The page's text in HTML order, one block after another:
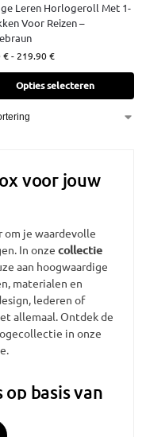
Leren Horlogeroll Met 1-
Voor Reizen –
€- 219.90€
Opties selecteren
voor jouw
om je waardevolle
In onze collectie
aan hoogwaardige
materialen en
lederen of
allemaal. Ontdek de
in onze
basis van